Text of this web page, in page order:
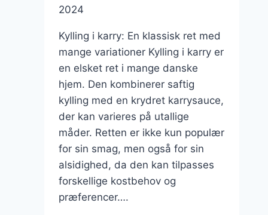
2024
Kylling i karry: En klassisk ret med
mange variationer Kylling i karry er
en elsket ret i mange danske
hjem. Den kombinerer saftig
kylling med en krydret karrysauce,
der kan varieres på utallige
måder. Retten er ikke kun populær
for sin smag, men også for sin
alsidighed, da den kan tilpasses
forskellige kostbehov og
præferencer….